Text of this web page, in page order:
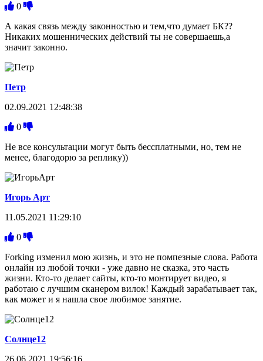
0
А какая связь между законностью и тем,что думает БК??
Никаких мошеннических действий ты не совершаешь,а
значит законно.
Петр
02.09.2021 12:48:38
0
Не все консультации могут быть бессплатными, но, тем не
менее, благодорю за реплику))
Игорь Арт
11.05.2021 11:29:10
0
Forking изменил мою жизнь, и это не помпезные слова. Работа
онлайн из любой точки - уже давно не сказка, это часть
жизни. Кто-то делает сайты, кто-то монтирует видео, я
работаю с лучшим сканером вилок! Каждый зарабатывает так,
как может и я нашла свое любимое занятие.
Солнце12
26.06.2021 19:56:16